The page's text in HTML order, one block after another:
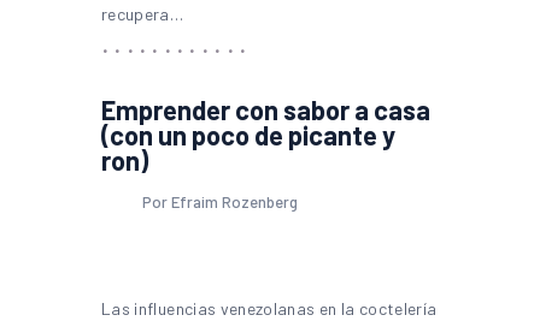
recupera…
Emprender con sabor a casa
(con un poco de picante y
ron)
Por Efraim Rozenberg
Las influencias venezolanas en la coctelería